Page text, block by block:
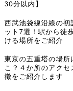
30分以内】
西武池袋線沿線の初
ット7選！駅から徒
ける場所をご紹介
東京の五重塔の場所
こ？４か所のアクセ
徴をご紹介します